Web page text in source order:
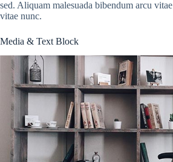
sed. Aliquam malesuada bibendum arcu
vitae nunc.
Media & Text Block